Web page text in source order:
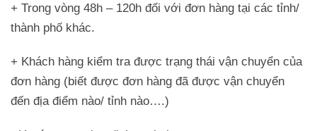
+ Trong vòng 48h – 120h đối với đơn hàng tại các tỉnh/
thành phố khác.
+ Khách hàng kiểm tra được trạng thái vận chuyển của
đơn hàng (biết được đơn hàng đã được vận chuyển
đến địa điểm nào/ tỉnh nào….)